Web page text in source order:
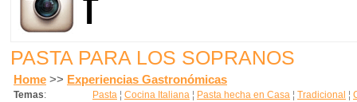
PASTA PARA LOS SOPRANOS
Home >> Experiencias Gastronómicas
Temas: Pasta ¦ Cocina Italiana ¦ Pasta hecha en Casa ¦ Tradicional ¦